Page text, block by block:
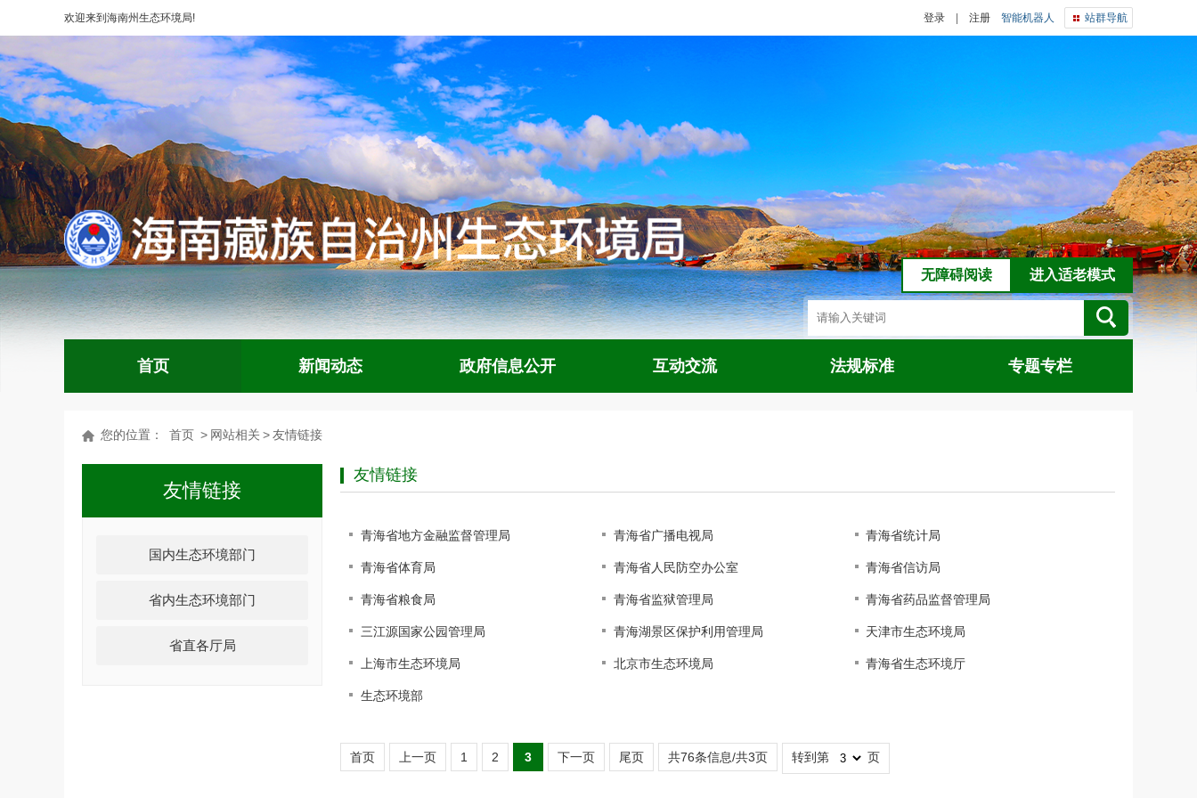
欢迎来到 海南州生态环境局! 站群导航
登录 注册 智能机器人
进入适老模式
无障碍阅读
首页 新闻动态 政府信息公开 互动交流 法规标准 专题专栏
您的位置： 首页 > 网站相关 >友情链接
友情链接
国内生态环境部门
省内生态环境部门
省直各厅局
友情链接
青海省地方金融监督管理局 青海省广播电视局 青海省统计局
青海省体育局 青海省人民防空办公室 青海省信访局
青海省粮食局 青海省监狱管理局 青海省药品监督管理局
三江源国家公园管理局 青海湖景区保护利用管理局 天津市生态环境局
上海市生态环境局 北京市生态环境局 青海省生态环境厅
生态环境部
首页 上一页 1 2 3 下一页 尾页 共76条信息/共3页 转到第 页